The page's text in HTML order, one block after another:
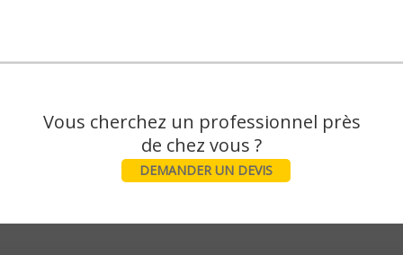
Vous cherchez un professionnel près
DEMANDER UN DEVIS